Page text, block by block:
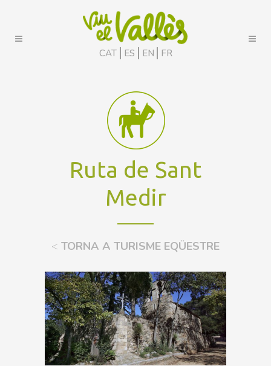
CAT ES EN FR
Ruta de Sant
Medir
< TORNA A TURISME EQÜESTRE